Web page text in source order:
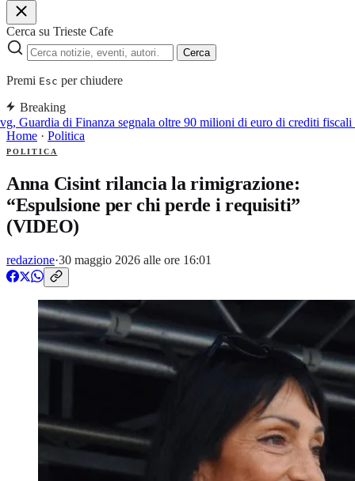
Cerca su Trieste Cafe
Cerca
Premi Esc per chiudere
Breaking
Guardia di Finanza segnala oltre 90 milioni di euro di crediti fiscali
Home · Politica
POLITICA
Anna Cisint rilancia la rimigrazione:
“Espulsione per chi perde i requisiti”
(VIDEO)
redazione·30 maggio 2026 alle ore 16:01